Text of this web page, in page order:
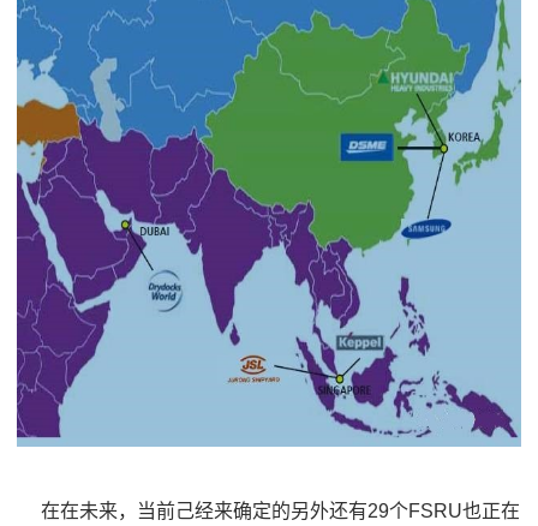
在在未来，当前己经来确定的另外还有29个FSRU也正在